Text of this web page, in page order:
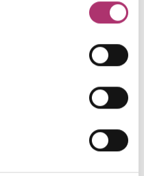
· Brillant 0,07ct H/SI
· Brillant 0,07ct H/SI